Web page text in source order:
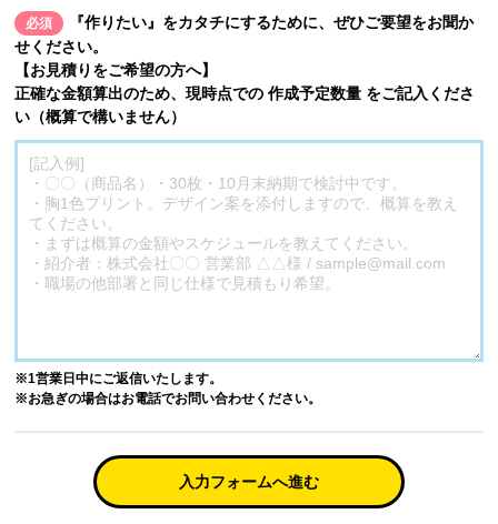
必須
『作りたい』をカタチにするために、ぜひご要望をお聞か
せください。
【お見積りをご希望の方へ】
正確な金額算出のため、現時点での 作成予定数量 をご記入くださ
い（概算で構いません）
※1営業日中にご返信いたします。
※お急ぎの場合はお電話でお問い合わせください。
入力フォームへ進む